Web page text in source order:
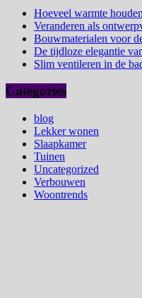
Hoeveel warmte
Veranderen als
Bouwmaterialen voor
De tijdloze elegantie
Slim ventileren in de
Categories
blog
Lekker wonen
Slaapkamer
Tuinen
Uncategorized
Verbouwen
Woontrends